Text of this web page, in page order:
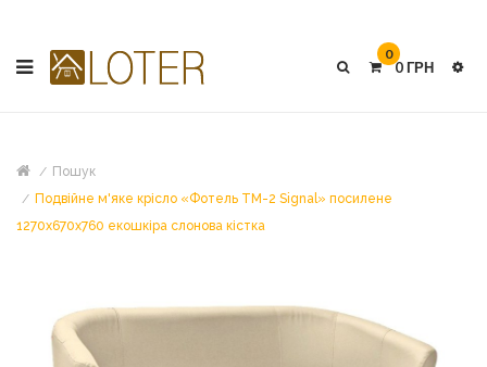
0
0 ГРН
Пошук
Подвійне м'яке крісло «Фотель TM-2 Signal» посилене
1270х670х760 екошкіра слонова кістка